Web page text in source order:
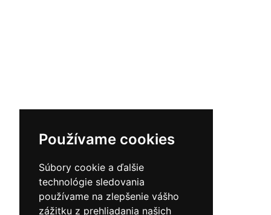
Používame cookies
Súbory cookie a ďalšie
technológie sledovania
používame na zlepšenie vášho
zážitku z prehliadania našich